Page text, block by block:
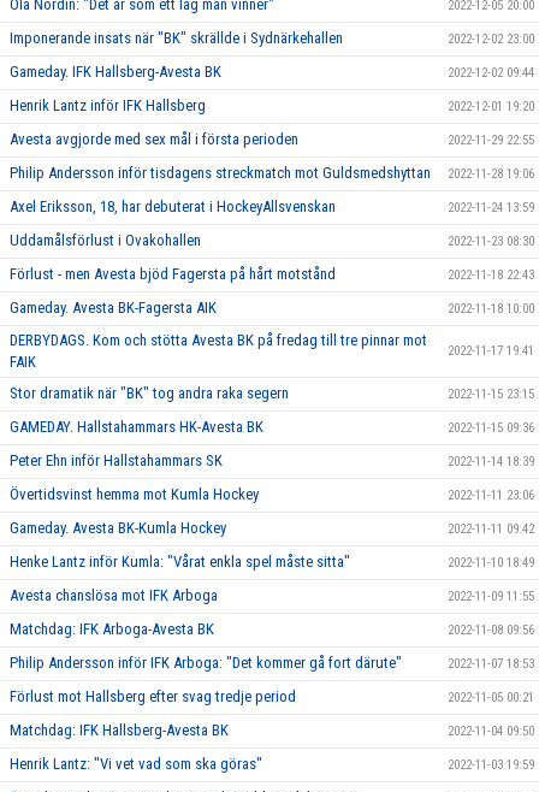
Ola Nordin: "Det är som ett lag man vinner" 2022-12-05 20:00
Imponerande insats när "BK" skrällde i Sydnärkehallen 2022-12-02 23:00
Gameday. IFK Hallsberg-Avesta BK 2022-12-02 09:44
Henrik Lantz inför IFK Hallsberg 2022-12-01 19:20
Avesta avgjorde med sex mål i första perioden 2022-11-29 22:55
Philip Andersson inför tisdagens streckmatch mot Guldsmedshyttan 2022-11-28 19:06
Axel Eriksson, 18, har debuterat i HockeyAllsvenskan 2022-11-24 13:59
Uddamålsförlust i Ovakohallen 2022-11-23 08:30
Förlust - men Avesta bjöd Fagersta på hårt motstånd 2022-11-18 22:43
Gameday. Avesta BK-Fagersta AIK 2022-11-18 10:00
DERBYDAGS. Kom och stötta Avesta BK på fredag till tre pinnar mot
FAIK
2022-11-17 19:41
Stor dramatik när "BK" tog andra raka segern 2022-11-15 23:15
GAMEDAY. Hallstahammars HK-Avesta BK 2022-11-15 09:36
Peter Ehn inför Hallstahammars SK 2022-11-14 18:39
Övertidsvinst hemma mot Kumla Hockey 2022-11-11 23:06
Gameday. Avesta BK-Kumla Hockey 2022-11-11 09:42
Henke Lantz inför Kumla: "Vårat enkla spel måste sitta" 2022-11-10 18:49
Avesta chanslösa mot IFK Arboga 2022-11-09 11:55
Matchdag: IFK Arboga-Avesta BK 2022-11-08 09:56
Philip Andersson inför IFK Arboga: "Det kommer gå fort därute" 2022-11-07 18:53
Förlust mot Hallsberg efter svag tredje period 2022-11-05 00:21
Matchdag: IFK Hallsberg-Avesta BK 2022-11-04 09:50
Henrik Lantz: "Vi vet vad som ska göras" 2022-11-03 19:59